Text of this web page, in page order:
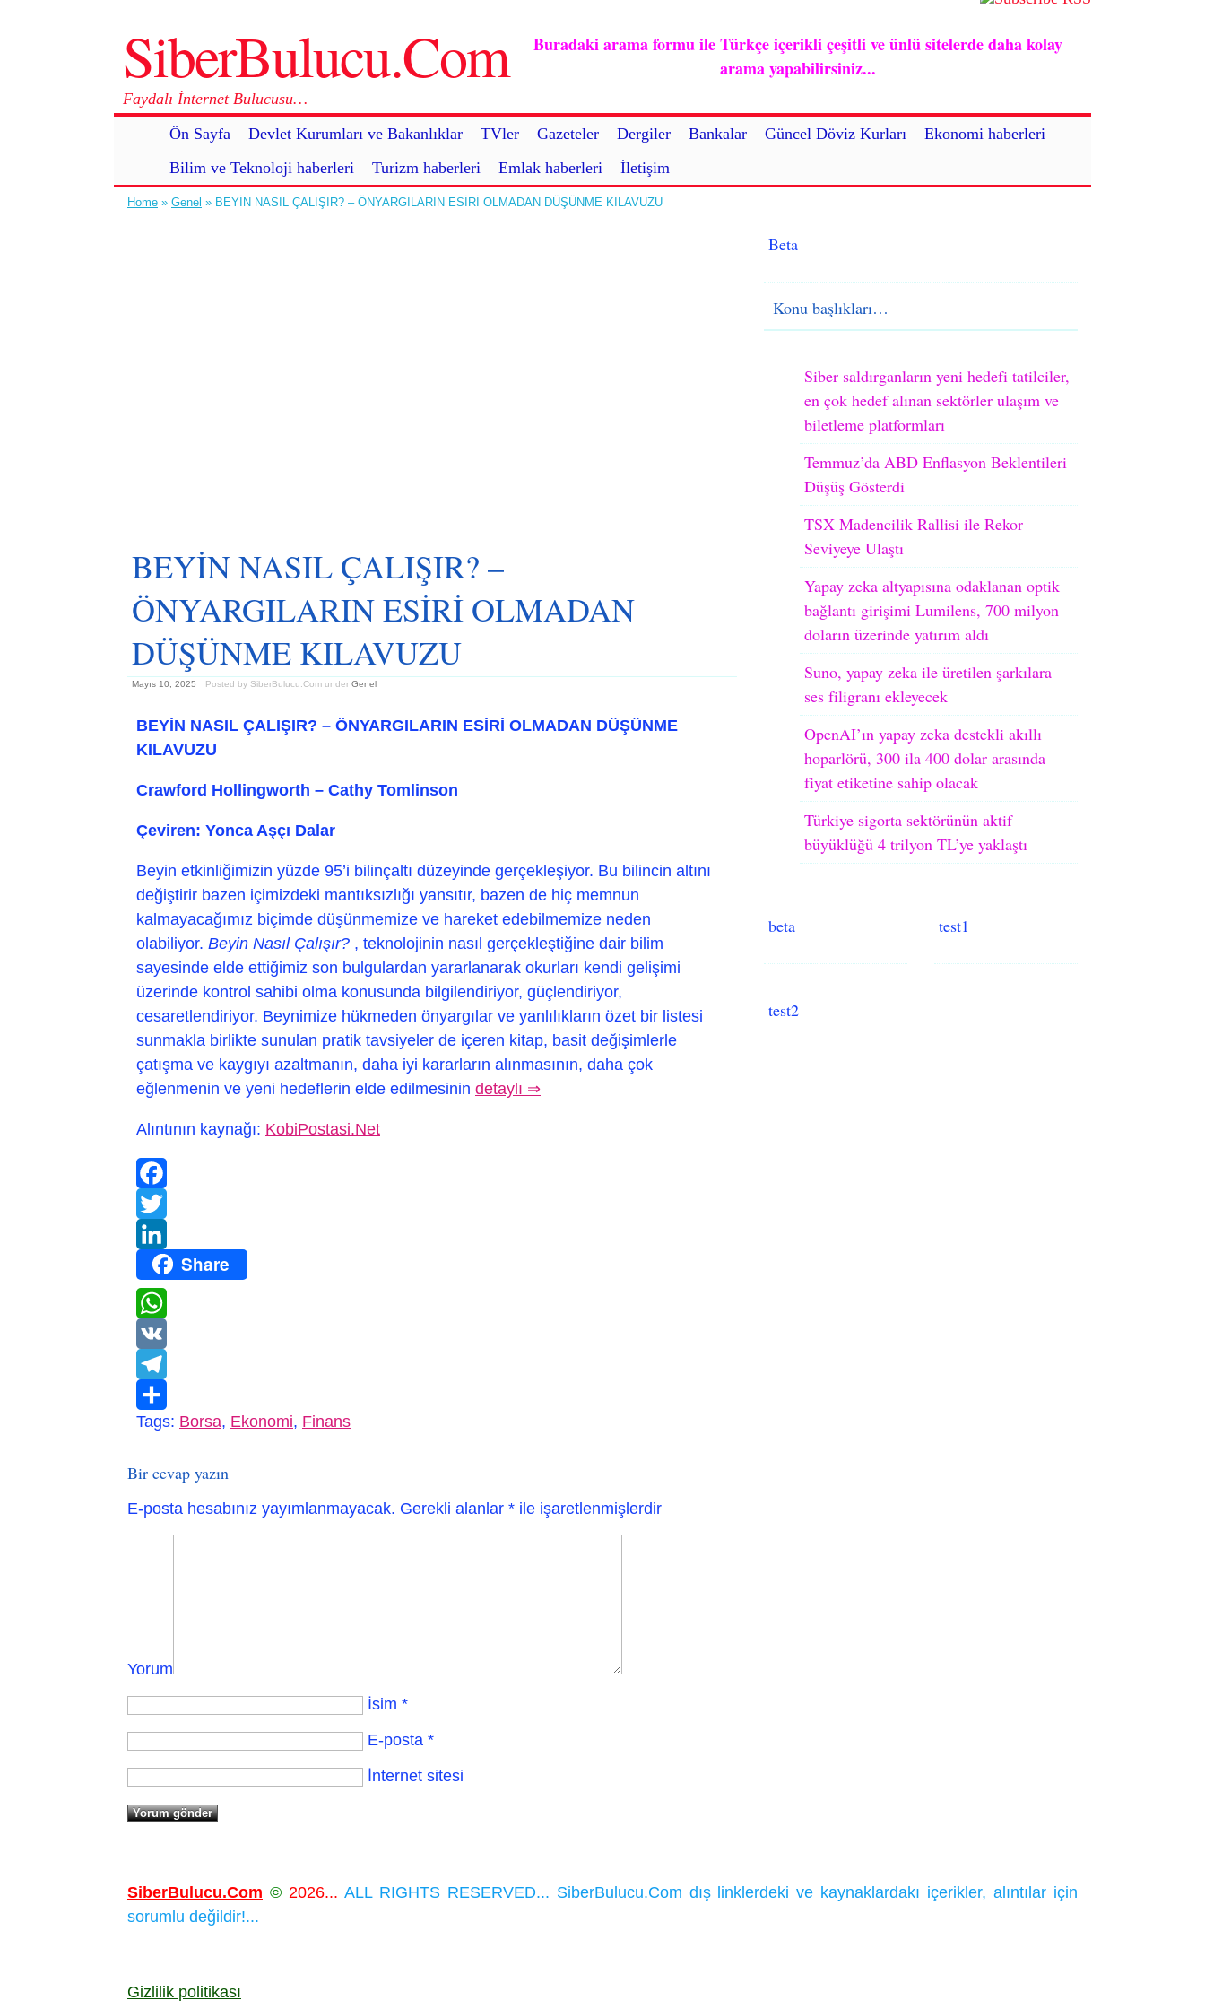
SiberBulucu.Com
Faydalı İnternet Bulucusu…
Ön Sayfa
Devlet Kurumları ve Bakanlıklar TVler Gazeteler Dergiler Bankalar Güncel Döviz Kurları
Ekonomi haberleri
Bilim ve Teknoloji haberleri
Turizm haberleri Emlak haberleri İletişim
Buradaki arama formu ile Türkçe içerikli çeşitli ve ünlü sitelerde daha kolay
arama yapabilirsiniz...
Home » Genel » BEYİN NASIL ÇALIŞIR? – ÖNYARGILARIN ESİRİ OLMADAN DÜŞÜNME KILAVUZU
BEYİN NASIL ÇALIŞIR? –
ÖNYARGILARIN ESİRİ OLMADAN
DÜŞÜNME KILAVUZU
Mayıs 10, 2025 Posted by SiberBulucu.Com under Genel
BEYİN NASIL ÇALIŞIR? – ÖNYARGILARIN ESİRİ OLMADAN DÜŞÜNME
KILAVUZU
Crawford Hollingworth – Cathy Tomlinson
Çeviren: Yonca Aşçı Dalar
Beyin etkinliğimizin yüzde 95’i bilinçaltı düzeyinde gerçekleşiyor. Bu bilincin altını
değiştirir bazen içimizdeki mantıksızlığı yansıtır, bazen de hiç memnun
kalmayacağımız biçimde düşünmemize ve hareket edebilmemize neden
olabiliyor. Beyin Nasıl Çalışır? , teknolojinin nasıl gerçekleştiğine dair bilim
sayesinde elde ettiğimiz son bulgulardan yararlanarak okurları kendi gelişimi
üzerinde kontrol sahibi olma konusunda bilgilendiriyor, güçlendiriyor,
cesaretlendiriyor. Beynimize hükmeden önyargılar ve yanlılıkların özet bir listesi
sunmakla birlikte sunulan pratik tavsiyeler de içeren kitap, basit değişimlerle
çatışma ve kaygıyı azaltmanın, daha iyi kararların alınmasının, daha çok
eğlenmenin ve yeni hedeflerin elde edilmesinin detaylı ⇒
Alıntının kaynağı: KobiPostasi.Net
Facebook
Twitter
LinkedInShare
WhatsApp
VK
Telegram
Paylaş
Tags: Borsa, Ekonomi, Finans
Bir cevap yazın
E-posta hesabınız yayımlanmayacak. Gerekli alanlar * ile işaretlenmişlerdir
Yorum
İsim *
E-posta *
İnternet sitesi
Beta
Konu başlıkları…
Siber saldırganların yeni hedefi tatilciler,
en çok hedef alınan sektörler ulaşım ve
biletleme platformları
Temmuz’da ABD Enflasyon Beklentileri
Düşüş Gösterdi
TSX Madencilik Rallisi ile Rekor
Seviyeye Ulaştı
Yapay zeka altyapısına odaklanan optik
bağlantı girişimi Lumilens, 700 milyon
doların üzerinde yatırım aldı
Suno, yapay zeka ile üretilen şarkılara
ses filigranı ekleyecek
OpenAI’ın yapay zeka destekli akıllı
hoparlörü, 300 ila 400 dolar arasında
fiyat etiketine sahip olacak
Türkiye sigorta sektörünün aktif
büyüklüğü 4 trilyon TL’ye yaklaştı
beta test1
test2
SiberBulucu.Com © 2026... ALL RIGHTS RESERVED... SiberBulucu.Com dış linklerdeki ve kaynaklardakı içerikler, alıntılar için
sorumlu değildir!...
Gizlilik politikası